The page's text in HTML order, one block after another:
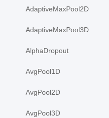
AdaptiveMaxPool2D
AdaptiveMaxPool3D
AlphaDropout
AvgPool1D
AvgPool2D
AvgPool3D